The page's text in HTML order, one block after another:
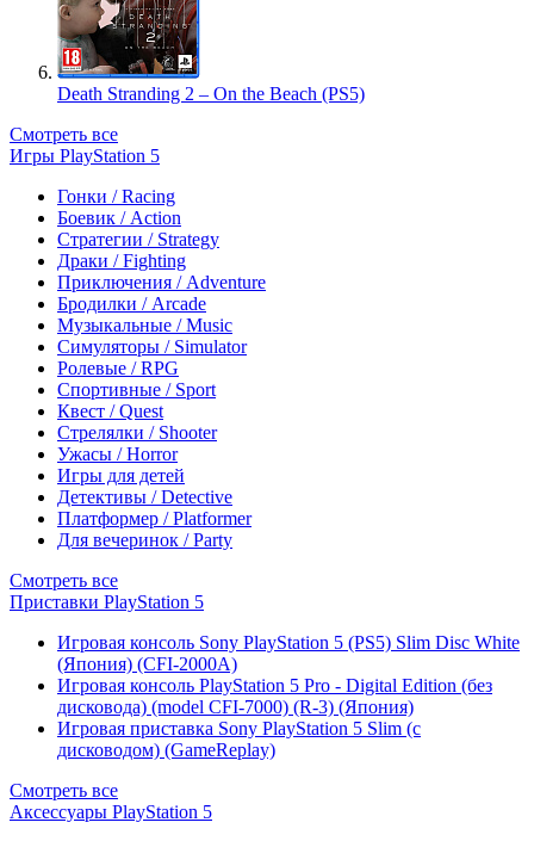
Death Stranding 2 – On the Beach (PS5)
Смотреть все
Игры PlayStation 5
Гонки / Racing
Боевик / Action
Стратегии / Strategy
Драки / Fighting
Приключения / Adventure
Бродилки / Arcade
Музыкальные / Music
Симуляторы / Simulator
Ролевые / RPG
Спортивные / Sport
Квест / Quest
Стрелялки / Shooter
Ужасы / Horror
Игры для детей
Детективы / Detective
Платформер / Platformer
Для вечеринок / Party
Смотреть все
Приставки PlayStation 5
Игровая консоль Sony PlayStation 5 (PS5) Slim Disc White
(Япония) (CFI-2000A)
Игровая консоль PlayStation 5 Pro - Digital Edition (без
дисковода) (model CFI-7000) (R-3) (Япония)
Игровая приставка Sony PlayStation 5 Slim (с
дисководом) (GameReplay)
Смотреть все
Аксессуары PlayStation 5